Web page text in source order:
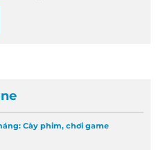
Cày phim, chơi game